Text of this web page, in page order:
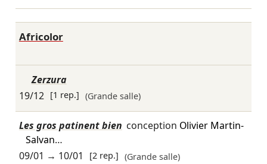
Africolor
Zerzura
19/12 [1 rep.] (Grande salle)
Les gros patinent bien conception Olivier Martin-
Salvan…
09/01 → 10/01 [2 rep.] (Grande salle)